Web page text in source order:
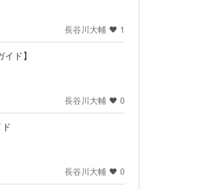
長谷川大輔 1
ド】
長谷川大輔 0
長谷川大輔 0